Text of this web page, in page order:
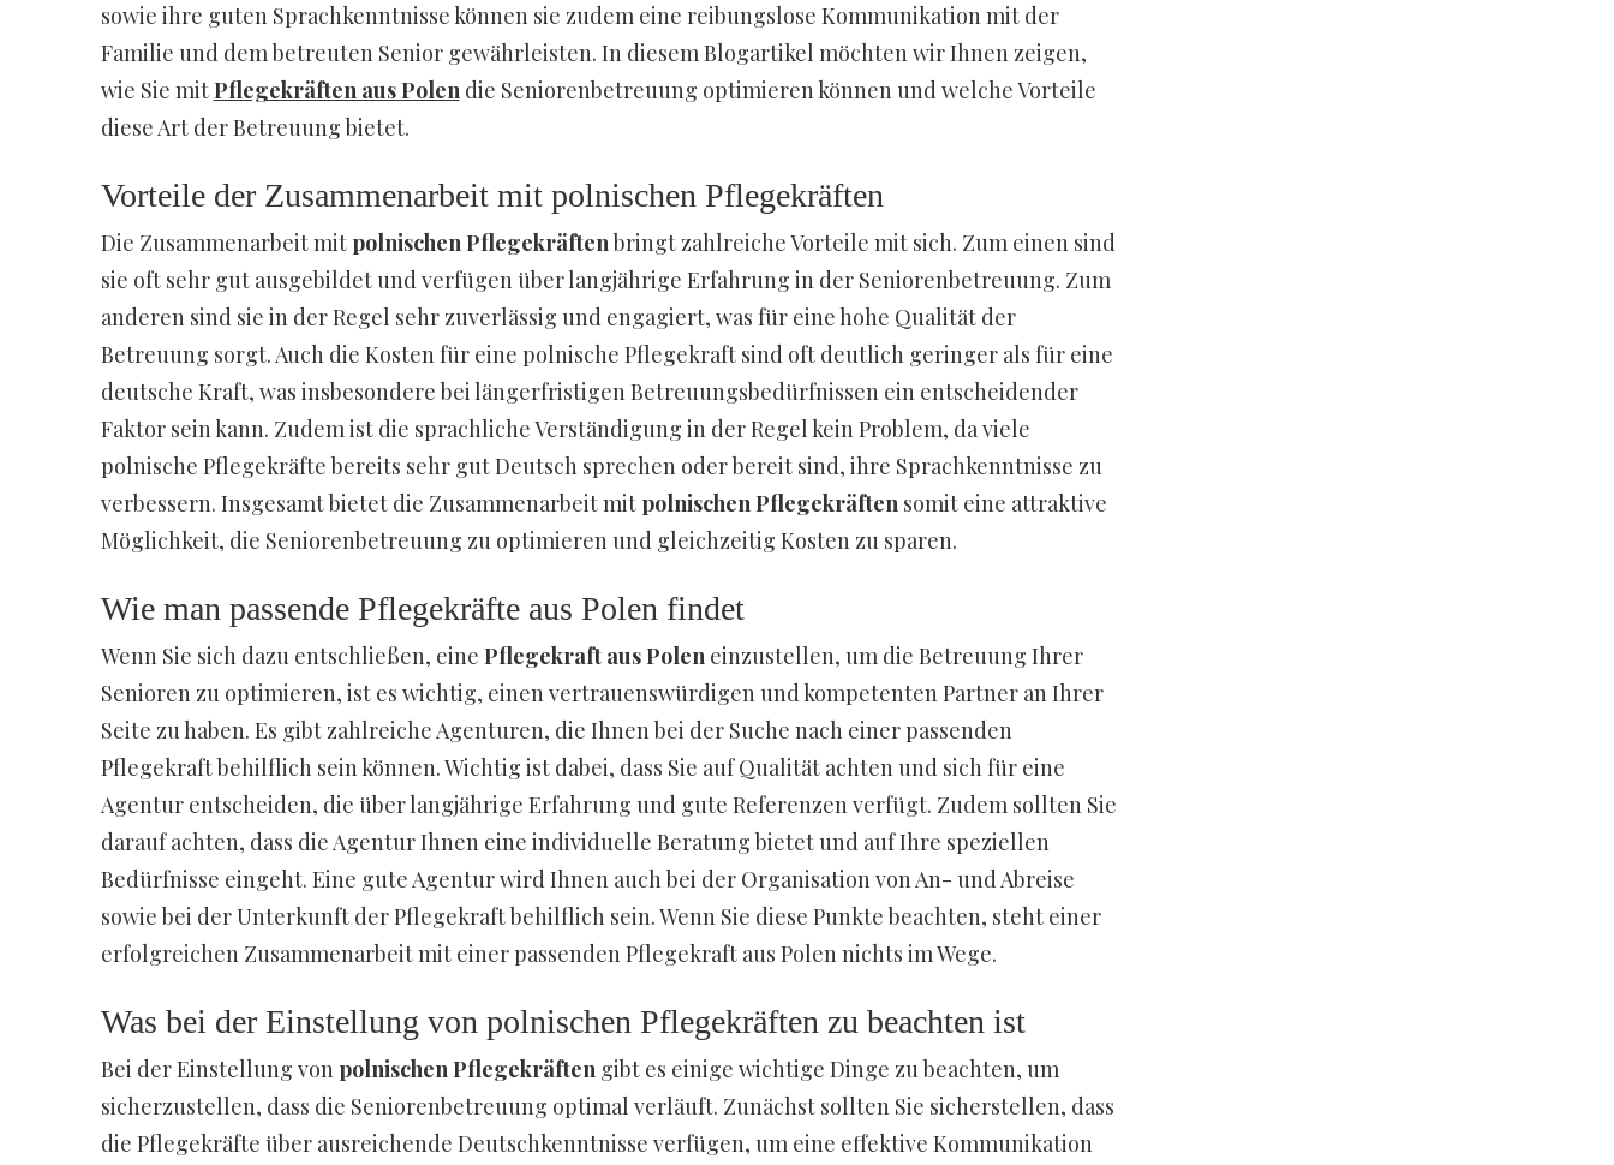
sowie ihre guten Sprachkenntnisse können sie zudem eine reibungslose Kommunikation mit der
Familie und dem betreuten Senior gewährleisten. In diesem Blogartikel möchten wir Ihnen zeigen,
wie Sie mitPflegekräften aus Polendie Seniorenbetreuung optimieren können und welche Vorteile
diese Art der Betreuung bietet.
Vorteile der Zusammenarbeit mit polnischen Pflegekräften
Die Zusammenarbeit mit polnischen Pflegekräftenbringt zahlreiche Vorteile mit sich. Zum einen sind
sie oft sehr gut ausgebildet und verfügen über langjährige Erfahrung in der Seniorenbetreuung. Zum
anderen sind sie in der Regel sehr zuverlässig und engagiert, was für eine hohe Qualität der
Betreuung sorgt. Auch die Kosten für eine polnische Pflegekraft sind oft deutlich geringer als für eine
deutsche Kraft, was insbesondere bei längerfristigen Betreuungsbedürfnissen ein entscheidender
Faktor sein kann. Zudem ist die sprachliche Verständigung in der Regel kein Problem, da viele
polnische Pflegekräfte bereits sehr gut Deutsch sprechen oder bereit sind, ihre Sprachkenntnisse zu
verbessern. Insgesamt bietet die Zusammenarbeit mit polnischen Pflegekräftensomit eine attraktive
Möglichkeit, die Seniorenbetreuung zu optimieren und gleichzeitig Kosten zu sparen.
Wie man passende Pflegekräfte aus Polen findet
Wenn Sie sich dazu entschließen, eine Pflegekraft aus Polen einzustellen, um die Betreuung Ihrer
Senioren zu optimieren, ist es wichtig, einen vertrauenswürdigen und kompetenten Partner an Ihrer
Seite zu haben. Es gibt zahlreiche Agenturen, die Ihnen bei der Suche nach einer passenden
Pflegekraft behilflich sein können. Wichtig ist dabei, dass Sie auf Qualität achten und sich für eine
Agentur entscheiden, die über langjährige Erfahrung und gute Referenzen verfügt. Zudem sollten Sie
darauf achten, dass die Agentur Ihnen eine individuelle Beratung bietet und auf Ihre speziellen
Bedürfnisse eingeht. Eine gute Agentur wird Ihnen auch bei der Organisation von An- und Abreise
sowie bei der Unterkunft der Pflegekraft behilflich sein. Wenn Sie diese Punkte beachten, steht einer
erfolgreichen Zusammenarbeit mit einer passenden Pflegekraft aus Polen nichts im Wege.
Was bei der Einstellung von polnischen Pflegekräften zu beachten ist
Bei der Einstellung von polnischen Pflegekräftengibt es einige wichtige Dinge zu beachten, um
sicherzustellen, dass die Seniorenbetreuung optimal verläuft. Zunächst sollten Sie sicherstellen, dass
die Pflegekräfte über ausreichende Deutschkenntnisse verfügen, um eine effektive Kommunikation